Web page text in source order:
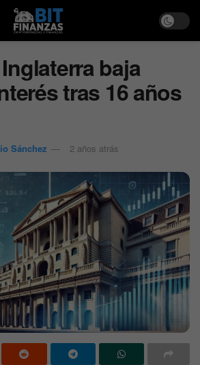
baja
tras 16 años
Sánchez 2 años atrás